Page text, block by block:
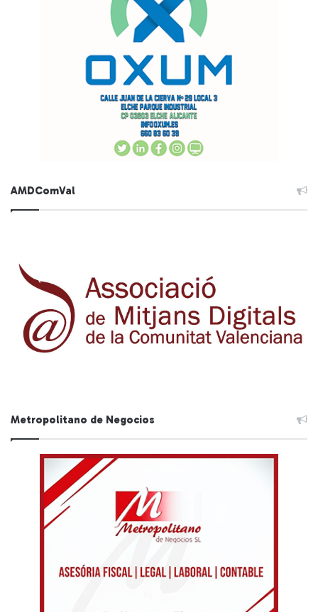
AMDComVal
Metropolitano de Negocios